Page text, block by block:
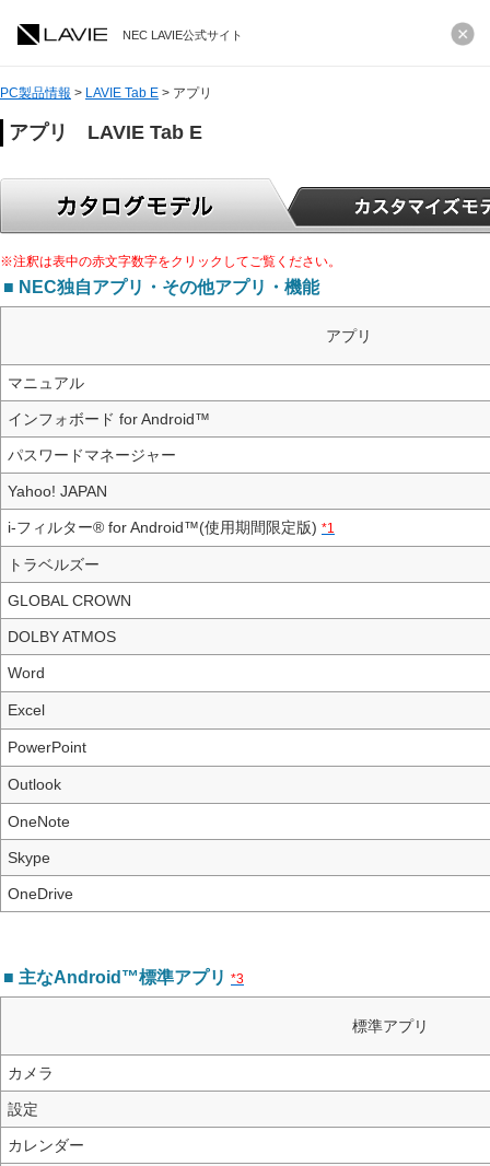
NEC LAVIE公式サイト
PC製品情報 > LAVIE Tab E > アプリ
アプリ LAVIE Tab E
※注釈は表中の赤文字数字をクリックしてご覧ください。
■ NEC独自アプリ・その他アプリ・機能
アプリ
マニュアル
インフォボード for Android™
パスワードマネージャー
Yahoo! JAPAN
i-フィルター® for Android™(使用期間限定版) *1
トラベルズー
GLOBAL CROWN
DOLBY ATMOS
Word
Excel
PowerPoint
Outlook
OneNote
Skype
OneDrive
■ 主なAndroid™標準アプリ *3
標準アプリ
カメラ
設定
カレンダー